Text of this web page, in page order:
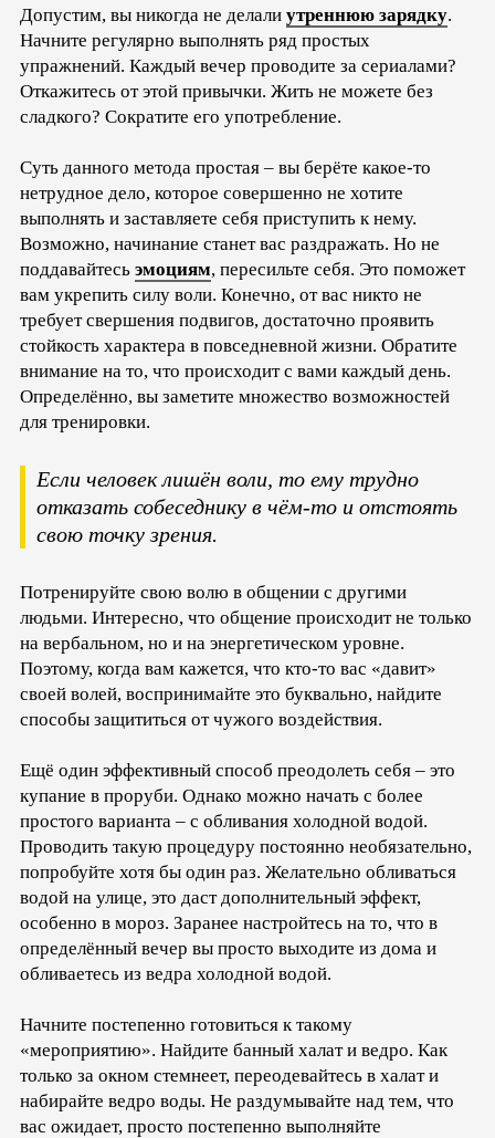
Допустим, вы никогда не делали утреннюю зарядку.
Начните регулярно выполнять ряд простых
упражнений. Каждый вечер проводите за сериалами?
Откажитесь от этой привычки. Жить не можете без
сладкого? Сократите его употребление.
Суть данного метода простая – вы берёте какое-то
нетрудное дело, которое совершенно не хотите
выполнять и заставляете себя приступить к нему.
Возможно, начинание станет вас раздражать. Но не
поддавайтесь эмоциям, пересильте себя. Это поможет
вам укрепить силу воли. Конечно, от вас никто не
требует свершения подвигов, достаточно проявить
стойкость характера в повседневной жизни. Обратите
внимание на то, что происходит с вами каждый день.
Определённо, вы заметите множество возможностей
для тренировки.
Если человек лишён воли, то ему трудно
отказать собеседнику в чём-то и отстоять
свою точку зрения.
Потренируйте свою волю в общении с другими
людьми. Интересно, что общение происходит не только
на вербальном, но и на энергетическом уровне.
Поэтому, когда вам кажется, что кто-то вас «давит»
своей волей, воспринимайте это буквально, найдите
способы защититься от чужого воздействия.
Ещё один эффективный способ преодолеть себя – это
купание в проруби. Однако можно начать с более
простого варианта – с обливания холодной водой.
Проводить такую процедуру постоянно необязательно,
попробуйте хотя бы один раз. Желательно обливаться
водой на улице, это даст дополнительный эффект,
особенно в мороз. Заранее настройтесь на то, что в
определённый вечер вы просто выходите из дома и
обливаетесь из ведра холодной водой.
Начните постепенно готовиться к такому
«мероприятию». Найдите банный халат и ведро. Как
только за окном стемнеет, переодевайтесь в халат и
набирайте ведро воды. Не раздумывайте над тем, что
вас ожидает, просто постепенно выполняйте